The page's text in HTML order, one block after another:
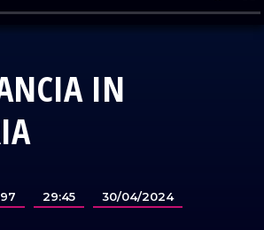
IN
29:45 30/04/2024